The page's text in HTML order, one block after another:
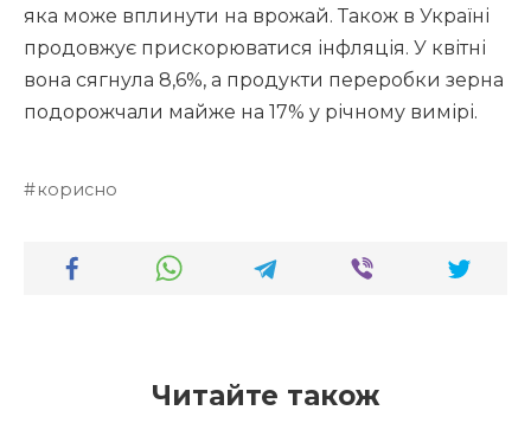
яка може вплинути на врожай. Також в Україні
продовжує прискорюватися інфляція. У квітні
вона сягнула 8,6%, а продукти переробки зерна
подорожчали майже на 17% у річному вимірі.
корисно
Читайте також